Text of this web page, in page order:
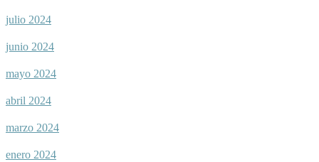
julio 2024
junio 2024
mayo 2024
abril 2024
marzo 2024
enero 2024